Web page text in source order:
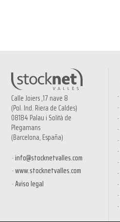
Calle Joiers ,17 nave 8
(Pol. Ind. Riera de Caldes)
08184 Palau i Solità de
Plegamans
(Barcelona, España)
info@stocknetvalles.com
www.stocknetvalles.com
Aviso legal